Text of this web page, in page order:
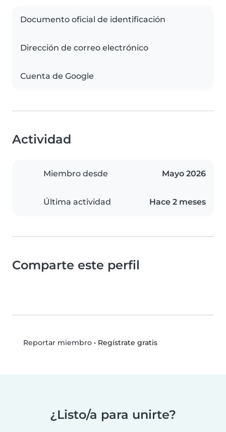
Documento oficial de identificación
Dirección de correo electrónico
Cuenta de Google
Actividad
Miembro desde Mayo 2026
Última actividad Hace 2 meses
Comparte este perfil
Reportar miembro• Regístrate gratis
¿Listo/a para unirte?